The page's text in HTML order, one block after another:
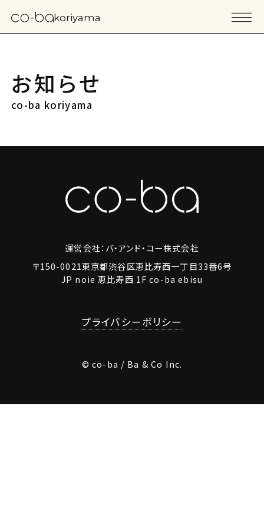
koriyama
お知らせ
co-ba koriyama
運営会社：バ・アンド・コー株式会社
〒150-0021東京都渋谷区恵比寿西一丁目33番6号
JP noie 恵比寿西 1F co-ba ebisu
プライバシーポリシー
© co-ba / Ba & Co Inc.